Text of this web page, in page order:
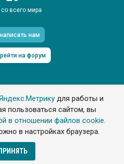
для работы и
пользоваться сайтом, вы
в отношении файлов cookie.
в настройках браузера.
ПРИНЯТЬ
со всего мира
написать нам
на форум
Все права защищены
сайта с обязательной
www.e-plastic.ru
сайта